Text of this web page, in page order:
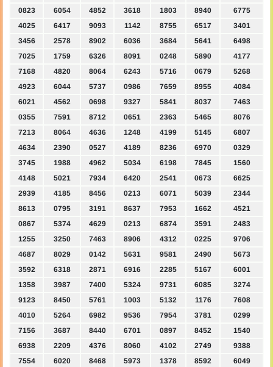
0823
6054 4852 3618 1803 8940
6775
4025
6417 9093 1142 8755 6517
3401
3456
2578 8902 6036 3684 5641
6498
7025
1759 6326 8091 0248 5890
4177
7168
4820 8064 6243 5716 0679
5268
4923
6044 5737 0986 7659 8955
4084
6021
4562 0698 9327 5841 8037
7463
0355
7591 8712 0651 2363 5465
8076
7213
8064 4636 1248 4199 5145
6807
4634
2390 0527 4189 8236 6970
0329
3745
1988 4962 5034 6198 7845
1560
4148
5021 7934 6420 2541 0673
6625
2939
4185 8456 0213 6071 5039
2344
8613
0795 3191 8637 7953 1662
4521
0867
5374 4629 0213 6874 3591
2483
1255
3250 7463 8906 4312 0225
9706
4687
8029 0142 5631 9581 2490
5673
3592
6318 2871 6916 2285 5167
6001
1358
3987 7400 5324 9731 6085
3274
9123
8450 5761 1003 5132 1176
7608
4010
5264 6982 9536 7954 3781
0299
7156
3687 8440 6701 0897 8452
1540
6938
2209 4376 8060 4102 2749
9388
7554
6020 8468 5973 1378 8592
6049